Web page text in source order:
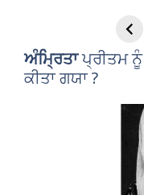
ਅੰਮ੍ਰਿਤਾਪ੍ਰੀਤਮ
ਕੀਤਾ ਗਯਾ ?